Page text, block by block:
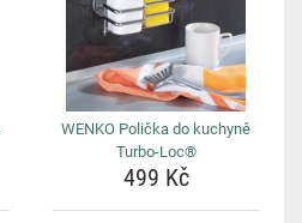
WENKO Polička do kuchyně
Turbo-Loc®
499 Kč